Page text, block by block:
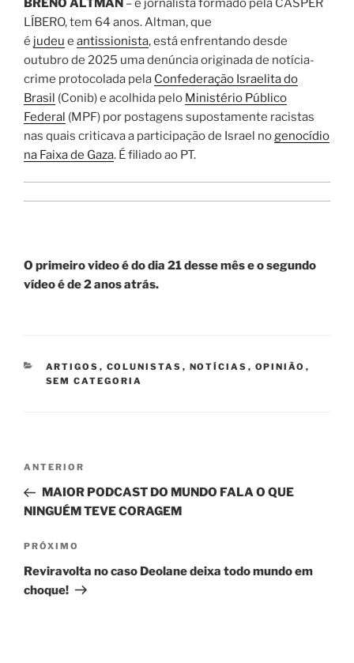
BRENO ALTMAN – é jornalista formado pela CASPER
LÍBERO, tem 64 anos. Altman, que
é judeu e antissionista, está enfrentando desde
outubro de 2025 uma denúncia originada de notícia-
crime protocolada pela Confederação Israelita do
Brasil (Conib) e acolhida pelo Ministério Público
Federal (MPF) por postagens supostamente racistas
nas quais criticava a participação de Israel nogenocídio
na Faixa de Gaza. É filiado ao PT.
O primeiro video é do dia 21 desse mês e o segundo
vídeo é de 2 anos atrás.
CATEGORIAS
ARTIGOS , COLUNISTAS , NOTÍCIAS , OPINIÃO ,
SEM CATEGORIA
Navegação
Post
Post
anterior
ANTERIOR
MAIOR PODCAST DO MUNDO FALA O QUE
NINGUÉM TEVE CORAGEM
Próximo
post
PRÓXIMO
Reviravolta no caso Deolane deixa todo mundo em
choque!